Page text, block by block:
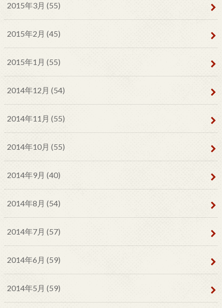
2015年3月 (55)
2015年2月 (45)
2015年1月 (55)
2014年12月 (54)
2014年11月 (55)
2014年10月 (55)
2014年9月 (40)
2014年8月 (54)
2014年7月 (57)
2014年6月 (59)
2014年5月 (59)